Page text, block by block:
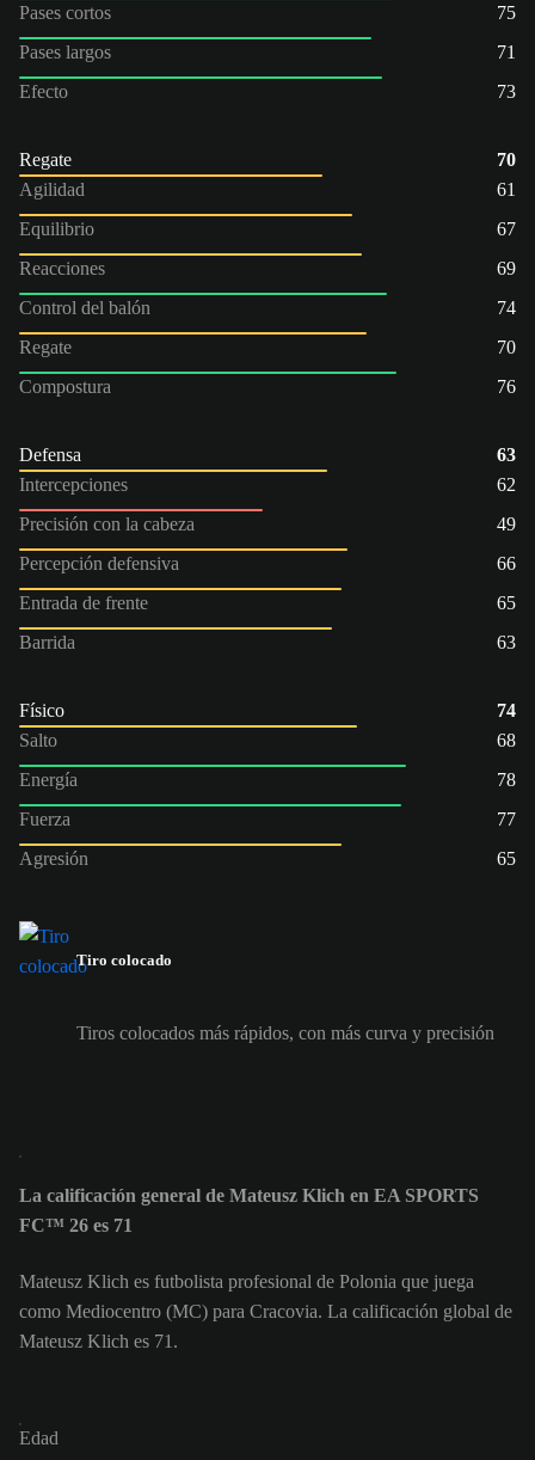
Pases cortos
75
Pases largos
71
Efecto
73
Regate
70
Agilidad
61
Equilibrio
67
Reacciones
69
Control del balón
74
Regate
70
Compostura
76
Defensa
63
Intercepciones
62
Precisión con la cabeza
49
Percepción defensiva
66
Entrada de frente
65
Barrida
63
Físico
74
Salto
68
Energía
78
Fuerza
77
Agresión
65
Tiro colocado
Tiros colocados más rápidos, con más curva y precisión
La calificación general de Mateusz Klich en EA SPORTS
FC™ 26 es 71
Mateusz Klich es futbolista profesional de Polonia que juega
como Mediocentro (MC) para Cracovia. La calificación global de
Mateusz Klich es 71.
Edad